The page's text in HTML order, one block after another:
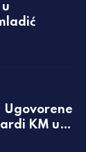
Ugovorene
KM u